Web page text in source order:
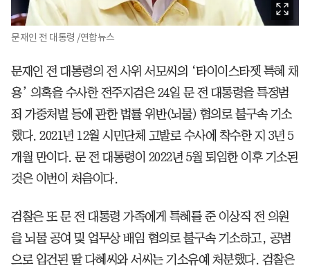
문재인 전 대통령 /연합뉴스
문재인 전 대통령의 전 사위 서모씨의 ‘타이이스타젯 특혜 채
용’ 의혹을 수사한 전주지검은 24일 문 전 대통령을 특정범
죄 가중처벌 등에 관한 법률 위반(뇌물) 혐의로 불구속 기소
했다. 2021년 12월 시민단체 고발로 수사에 착수한 지 3년 5
개월 만이다. 문 전 대통령이 2022년 5월 퇴임한 이후 기소된
것은 이번이 처음이다.
검찰은 또 문 전 대통령 가족에게 특혜를 준 이상직 전 의원
을 뇌물 공여 및 업무상 배임 혐의로 불구속 기소하고, 공범
으로 입건된 딸 다혜씨와 서씨는 기소유예 처분했다. 검찰은